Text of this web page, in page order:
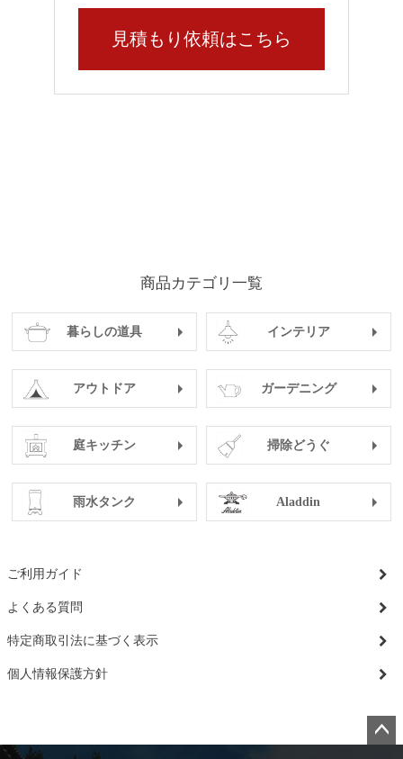
見積もり依頼はこちら
商品カテゴリ一覧
暮らしの道具 インテリア
アウトドア ガーデニング
庭キッチン 掃除どうぐ
雨水タンク Aladdin
ご利用ガイド
よくある質問
特定商取引法に基づく表示
個人情報保護方針